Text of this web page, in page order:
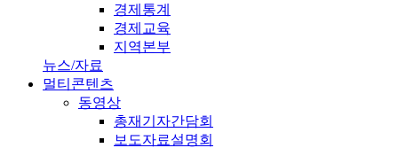
경제통계
경제교육
지역본부
뉴스/자료
멀티콘텐츠
동영상
총재기자간담회
보도자료설명회